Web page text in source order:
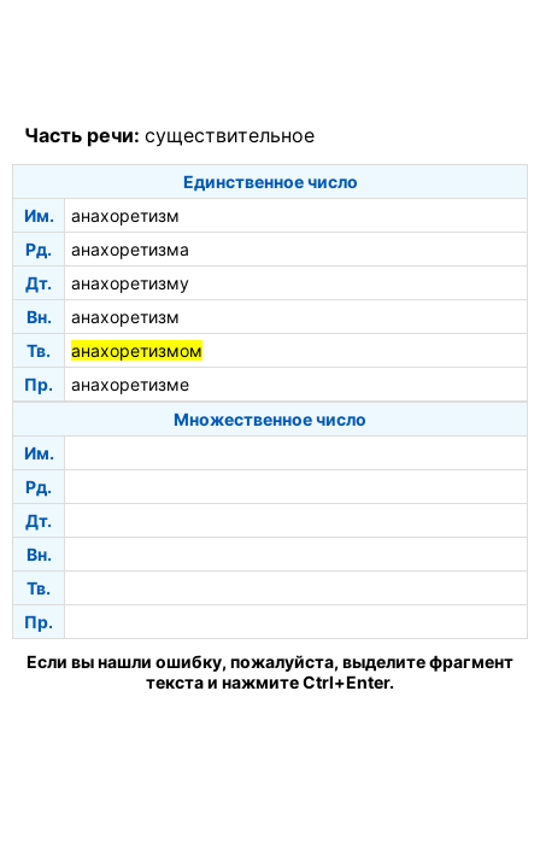
Часть речи: существительное
Единственное число
Им.
анахоретизм
Рд.
анахоретизма
Дт.
анахоретизму
Вн.
анахоретизм
Тв.
анахоретизмом
Пр.
анахоретизме
Множественное число
Им.
Рд.
Дт.
Вн.
Тв.
Пр.
Если вы нашли ошибку, пожалуйста, выделите фрагмент
текста и нажмите Ctrl+Enter.